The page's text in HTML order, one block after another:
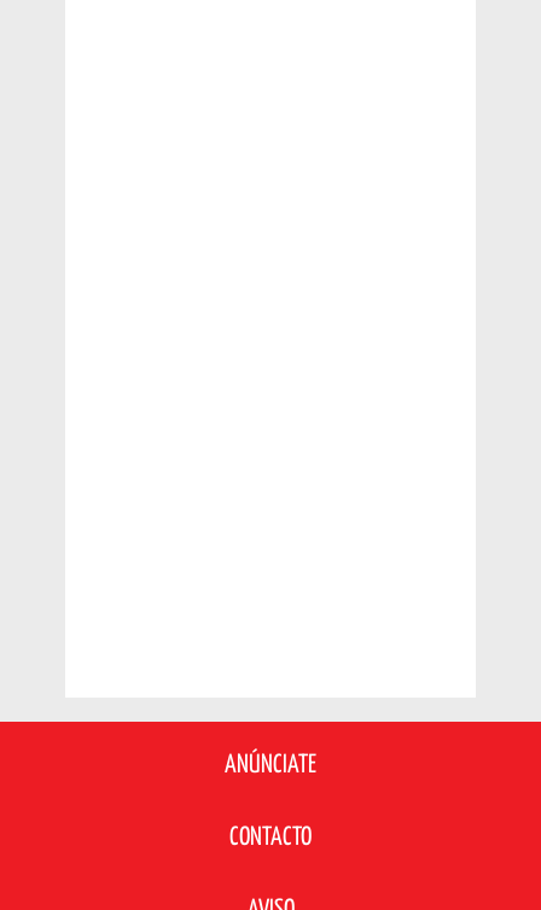
ANÚNCIATE
CONTACTO